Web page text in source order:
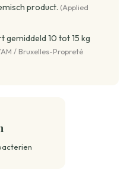
product. (Applied
gemiddeld 10 tot 15 kg
/ Bruxelles-Propreté